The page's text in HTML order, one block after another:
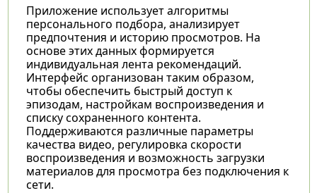
Приложение использует алгоритмы
персонального подбора, анализирует
предпочтения и историю просмотров. На
основе этих данных формируется
индивидуальная лента рекомендаций.
Интерфейс организован таким образом,
чтобы обеспечить быстрый доступ к
эпизодам, настройкам воспроизведения и
списку сохраненного контента.
Поддерживаются различные параметры
качества видео, регулировка скорости
воспроизведения и возможность загрузки
материалов для просмотра без подключения к
сети.